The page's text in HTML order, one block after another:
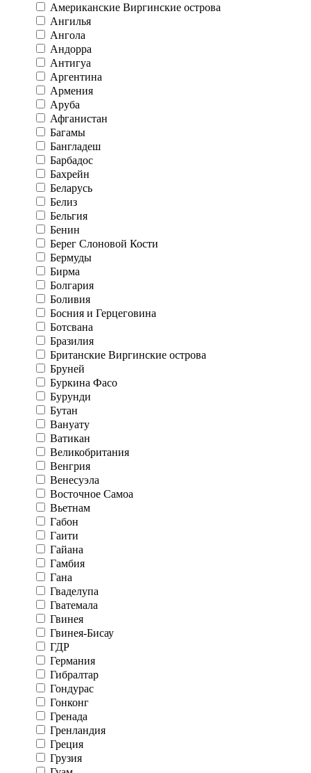
Американские Виргинские острова
Ангилья
Ангола
Андорра
Антигуа
Аргентина
Армения
Аруба
Афганистан
Багамы
Бангладеш
Барбадос
Бахрейн
Беларусь
Белиз
Бельгия
Бенин
Берег Слоновой Кости
Бермуды
Бирма
Болгария
Боливия
Босния и Герцеговина
Ботсвана
Бразилия
Британские Виргинские острова
Бруней
Буркина Фасо
Бурунди
Бутан
Вануату
Ватикан
Великобритания
Венгрия
Венесуэла
Восточное Самоа
Вьетнам
Габон
Гаити
Гайана
Гамбия
Гана
Гваделупа
Гватемала
Гвинея
Гвинея-Бисау
ГДР
Германия
Гибралтар
Гондурас
Гонконг
Гренада
Гренландия
Греция
Грузия